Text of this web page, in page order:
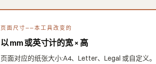
页面尺寸——本工具改变的
以 mm 或英寸计的宽 × 高
页面对应的纸张大小:A4、Letter、Legal 或自定义